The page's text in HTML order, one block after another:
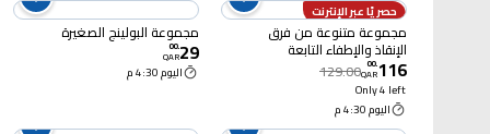
حصريًا عبر الإنترنت
مجموعة متنوعة من فرق
الإنقاذ والإطفاء التابعة
لفرقة باو باترول
116
.
00
QAR
129.00
Only 4 left
اليوم 4:30 م
مجموعة البولينج الصغيرة
29
.
00
QAR
اليوم 4:30 م